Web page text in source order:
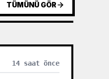
TÜMÜNÜ GÖR
14 saat önce